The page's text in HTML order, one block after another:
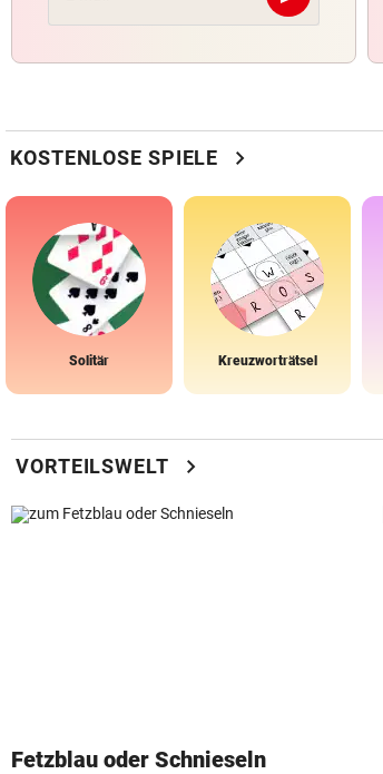
KOSTENLOSE SPIELE chevron_right
Solitär Kreuzworträtsel
VORTEILSWELT chevron_right
Fetzblau oder Schnieseln